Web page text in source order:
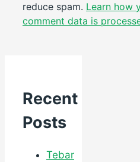
reduce spam. Learn how
comment data is
Recent
Posts
Tebar